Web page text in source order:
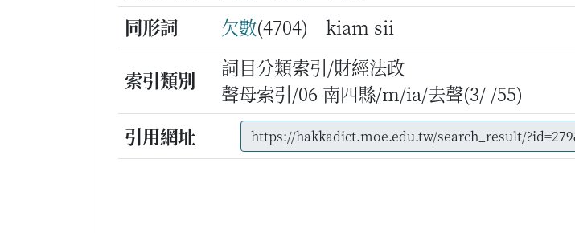
同形詞
欠數(4704) kiam sii
索引類別
詞目分類索引/財經法政
聲母索引/06 南四縣/m/ia/去聲(3/ /55)
引用網址